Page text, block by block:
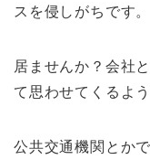
スを侵しがちです。
居ませんか？会社
て思わせてくるよ
公共交通機関とか